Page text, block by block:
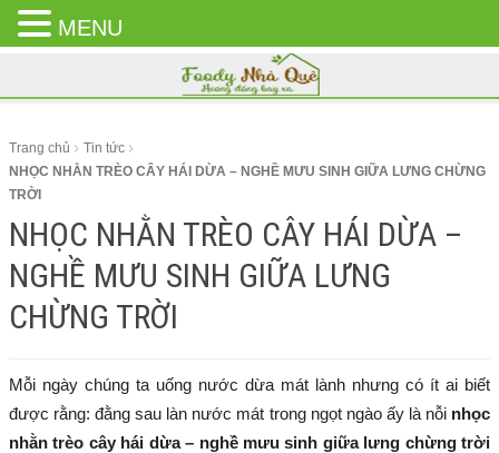
CLOSE
MENU
Trang chủ
Tin tức
NHỌC NHẰN TRÈO CÂY HÁI DỪA – NGHỀ MƯU SINH GIỮA LƯNG CHỪNG
TRỜI
NHỌC NHẰN TRÈO CÂY HÁI DỪA –
NGHỀ MƯU SINH GIỮA LƯNG
CHỪNG TRỜI
Mỗi ngày chúng ta uống nước dừa mát lành nhưng có ít ai biết
được rằng: đằng sau làn nước mát trong ngọt ngào ấy là nỗi nhọc
nhằn trèo cây hái dừa – nghề mưu sinh giữa lưng chừng trời
MENU